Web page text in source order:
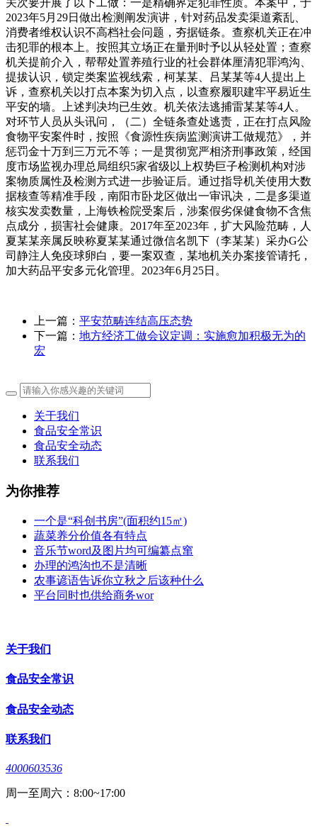
上一篇： 平安范畴连结高压态势
下一篇： 地方经济工做会议定调：实施愈加积极无为的
宏
关于我们
食品安全常识
食品安全动态
联系我们
为你推荐
一个是“科创书房”(面积约15㎡)
蔬菜养分价值各有特点
音乐节word及图片均可编纂点窜
办理的鸿沟也不是清晰
农事谚语告诉你立秋之后该种什么
平台同时也供给商务wor
关于我们
食品安全常识
食品安全动态
联系我们
4000603536
周一至周六：8:00~17:00